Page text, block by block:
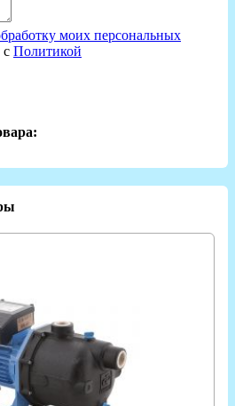
моих персональных
с Политикой